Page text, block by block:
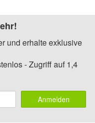
und erhalte exklusive
- Zugriff auf 1,4
Anmelden